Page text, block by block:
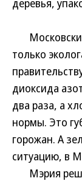
деревья,
только
диоксида
два раза, а
нормы. Это
горожан. А
ситуацию, в
Мэрия